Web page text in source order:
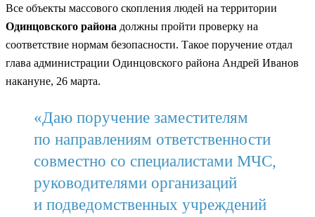
Все объекты массового скопления людей на территории
Одинцовского района должны пройти проверку на
соответствие нормам безопасности. Такое поручение отдал
глава администрации Одинцовского района Андрей Иванов
накануне, 26 марта.
«Даю поручение заместителям
по направлениям ответственности
совместно со специалистами МЧС,
руководителями организаций
и подведомственных учреждений